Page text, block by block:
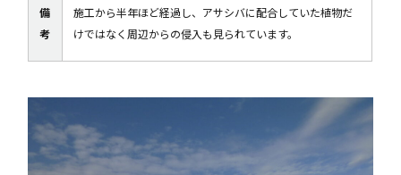
備
考
施工から半年ほど経過し、アサシバに配合していた植物だ
けではなく周辺からの侵入も見られています。